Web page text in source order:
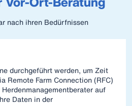
nach ihren Bedürfnissen
durchgeführt werden, um Zeit
Remote Farm Connection (RFC)
auf
Daten in der